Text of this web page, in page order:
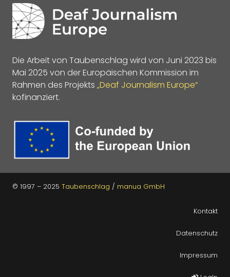
Die Arbeit von Taubenschlag wird von Juni 2023 bis
Mai 2025 von der Europäischen Kommission im
Rahmen des Projekts „Deaf Journalism Europe“
kofinanziert.
© 1997 – 2025 Taubenschlag / manua GmbH
Kontakt
Datenschutz
Impressum